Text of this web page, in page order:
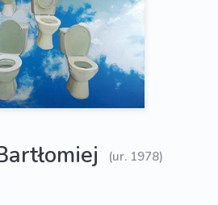
(ur. 1978)